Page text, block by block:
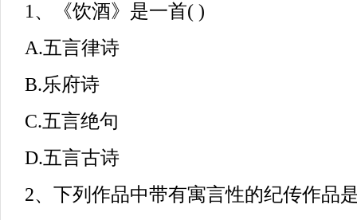
1、《饮酒》是一首( )
A.五言律诗
B.乐府诗
C.五言绝句
D.五言古诗
2、下列作品中带有寓言性的纪传作品